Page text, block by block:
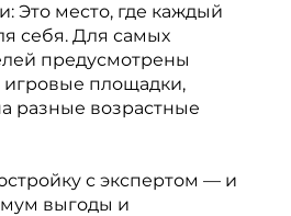
Это место, где каждый
себя. Для самых
предусмотрены
площадки,
разные возрастные
с экспертом — и
выгоды и